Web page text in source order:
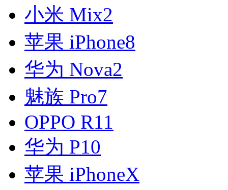
小米 Mix2
苹果 iPhone8
华为 Nova2
魅族 Pro7
OPPO R11
华为 P10
苹果 iPhoneX